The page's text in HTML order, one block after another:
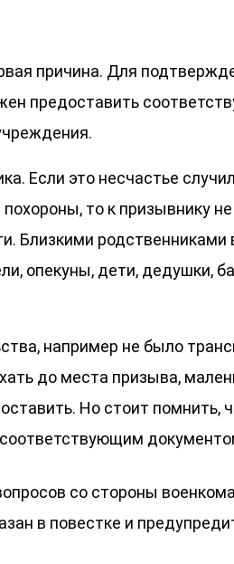
причина. Для
предоставить
Если это несчастье
то к призывнику
Близкими родственниками
опекуны, дети, дедушки,
например не было
до места призыва,
Но стоит помнить,
со стороны
в повестке и